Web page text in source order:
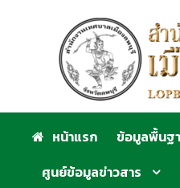
หน้าแรก ข้อมูลพื้นฐ
ศูนย์ข้อมูลข่าวสาร